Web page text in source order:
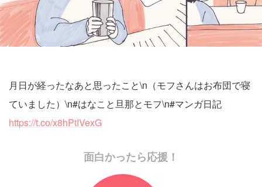
月日が経ったなあと思ったこと\n（モフさんはお布団で寝
ていました）\n#はなこと旦那とモフ\n#マンガ日記
https://t.co/x8hPtIVexG
面白かったら応援！